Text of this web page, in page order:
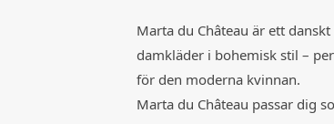
Marta du Château är ett
damkläder i bohemisk stil –
för den moderna kvinnan.
Marta du Château passar dig